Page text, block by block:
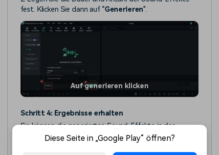
fest. Klicken Sie dann auf "Generieren".
Auf generieren klicken
Schritt 4: Ergebnisse erhalten
Sie können die generierten Sound-Effekte in der
Vorschau anzeigen,herunterladenund auf die
Diese Seite in „Google Play“ öffnen?